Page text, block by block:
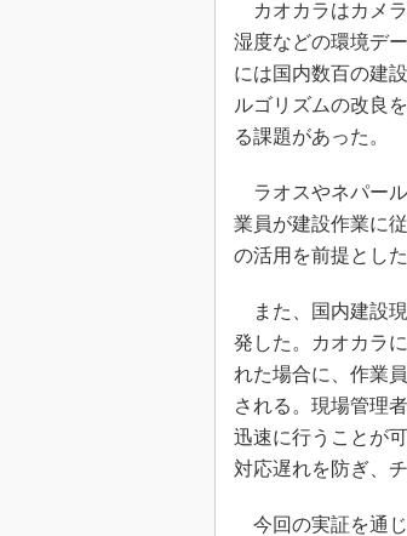
カオカラはカメ
湿度などの環境デ
には国内数百の建
ルゴリズムの改良
る課題があった。
ラオスやネパー
業員が建設作業に
の活用を前提とし
また、国内建設現
発した。カオカラ
れた場合に、作業
される。現場管理
迅速に行うことが
対応遅れを防ぎ、
今回の実証を通